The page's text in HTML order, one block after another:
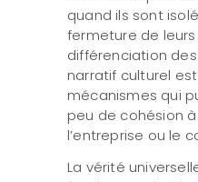
quand ils sont
fermeture de
différenciation des
narratif culturel est
mécanismes qui
peu de cohésion à
l’entreprise ou le
La vérité